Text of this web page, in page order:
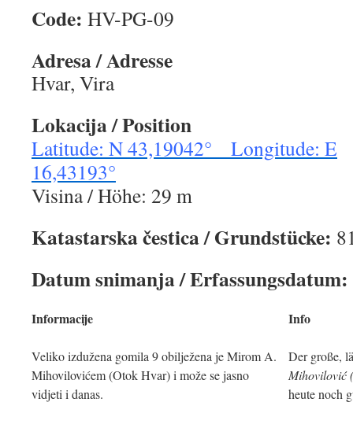
Code: HV-PG-09
Adresa / Adresse
Hvar, Vira
Lokacija / Position
Latitude: N 43,19042° Longitude: E
16,43193°
Visina / Höhe: 29 m
Katastarska čestica / Grundstücke:
Datum snimanja / Erfassungsdatum:
Informacije
Veliko izdužena gomila 9 obilježena je Mirom A.
Mihovilovićem (Otok Hvar) i može se jasno
vidjeti i danas.
Info
Der große,
Mihovilović
heute noch